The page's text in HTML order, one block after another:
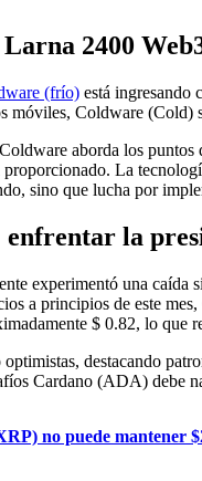
2400
(frío) está ingresando
móviles, Coldware
aborda los
La
sino que lucha por
la
experimentó una caída
a principios de este
$ 0.82, lo que
destacando
Cardano (ADA) debe
no puede mantener